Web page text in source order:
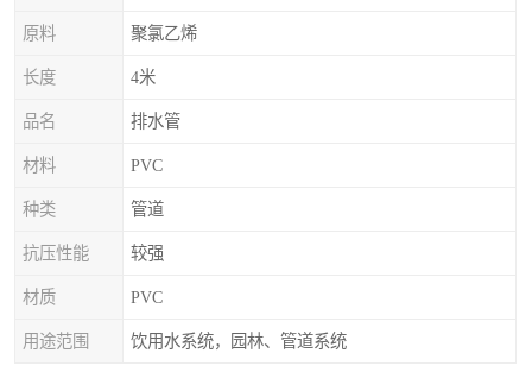
原料 聚氯乙烯
长度 4米
品名 排水管
材料 PVC
种类 管道
抗压性能 较强
材质 PVC
用途范围 饮用水系统，园林、管道系统